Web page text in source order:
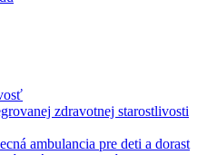
zdravotnej starostlivosti
ambulancia pre deti a dorast